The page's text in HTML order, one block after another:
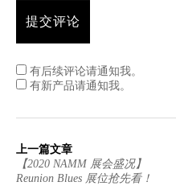
有后续评论请通知我。
有新产品请通知我。
上一篇文章
【2020 NAMM 展会盛况】
Reunion Blues 展位抢先看！